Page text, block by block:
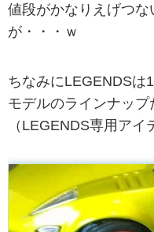
値段がかなりえげつ
が・・・ｗ
ちなみにLEGENDSは
モデルのラインナッ
（LEGENDS専用アイ